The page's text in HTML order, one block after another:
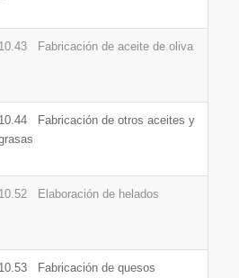
10.43 Fabricación de aceite de oliva
10.44 Fabricación de otros aceites y
10.52 Elaboración de helados
10.53 Fabricación de quesos